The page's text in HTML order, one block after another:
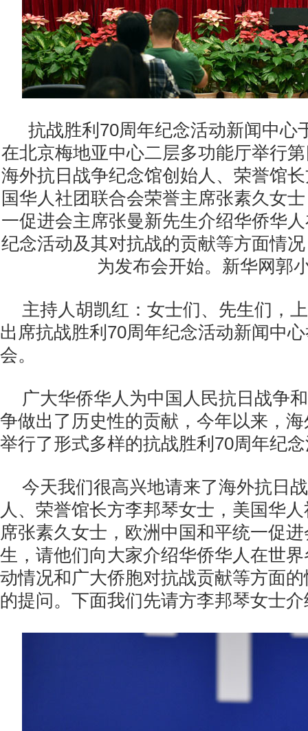
抗战胜利70周年纪念活动新闻中心
在北京梅地亚中心二层多功能厅举行
海外抗日战争纪念馆创始人、荣誉馆
国华人社团联合会荣誉主席张素久女
一促进会主席张曼新先生介绍华侨华
纪念活动及其对抗战的贡献等方面情
为发布会开始。新华网郭
主持人胡凯红：女士们、先生们，
出席抗战胜利70周年纪念活动新闻中
会。
广大华侨华人为中国人民抗日战争
争做出了历史性的贡献，今年以来，
举行了形式多样的抗战胜利70周年纪
今天我们很高兴地请来了海外抗日
人、荣誉馆长方李邦琴女士，美国华
席张素久女士，欧洲中国和平统一促
生，请他们向大家介绍华侨华人在世
动情况和广大侨胞对抗战贡献等方面
的提问。下面我们先请方李邦琴女士